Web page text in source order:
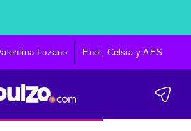
Lozano Enel, Celsia y AES